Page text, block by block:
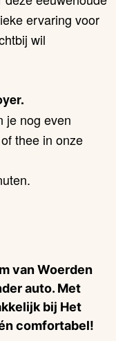
ervaring voor
wil
je nog even
thee in onze
van Woerden
auto. Met
bij Het
comfortabel!